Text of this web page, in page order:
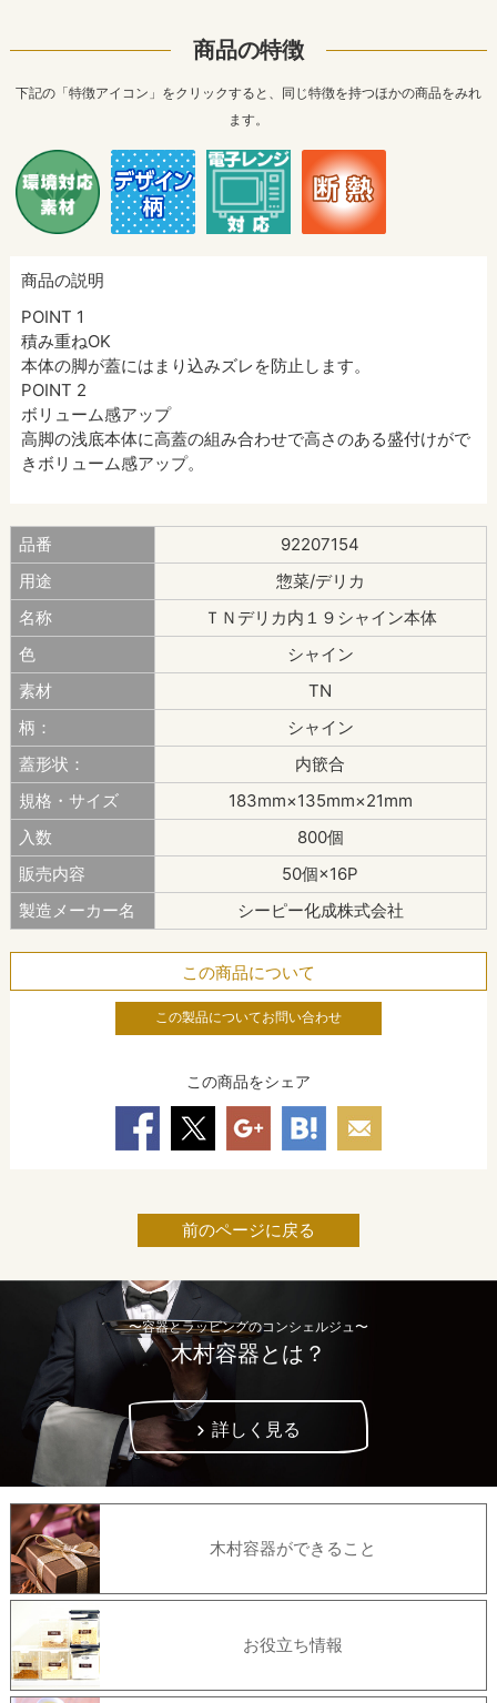
商品の特徴
下記の「特徴アイコン」をクリックすると、同じ特徴を持つほかの商品をみれ
ます。
商品の説明
POINT 1
積み重ねOK
本体の脚が蓋にはまり込みズレを防止します。
POINT 2
ボリューム感アップ
高脚の浅底本体に高蓋の組み合わせで高さのある盛付けがで
きボリューム感アップ。
品番
92207154
用途
惣菜/デリカ
名称
ＴＮデリカ内１９シャイン本体
色
シャイン
素材
TN
柄：
シャイン
蓋形状：
内篏合
規格・サイズ
183mm×135mm×21mm
入数
800個
販売内容
50個×16P
製造メーカー名
シーピー化成株式会社
この商品について
この製品についてお問い合わせ
この商品をシェア
前のページに戻る
〜容器とラッピングのコンシェルジュ〜
木村容器とは？
詳しく見る
木村容器ができること
お役立ち情報